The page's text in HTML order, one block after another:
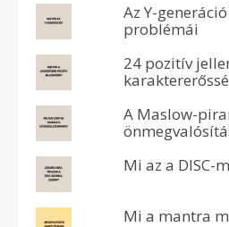
Az Y-
problémái
24 pozitív
A Maslow-
Mi az a DISC-
Mi a mantra